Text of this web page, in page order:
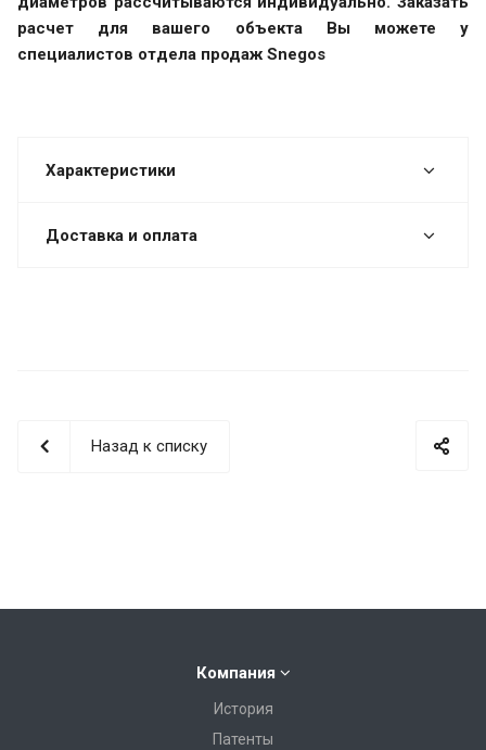
расчет для вашего объекта Вы можете у
специалистов отдела продаж Snegos
Характеристики
Доставка и оплата
Назад к списку
Компания
История
Патенты